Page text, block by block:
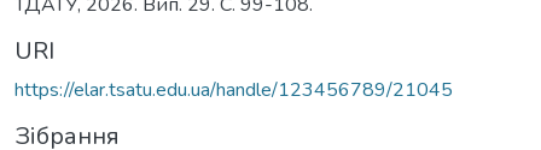
URI
https://elar.tsatu.edu.ua/handle/123456789/21045
Зібрання